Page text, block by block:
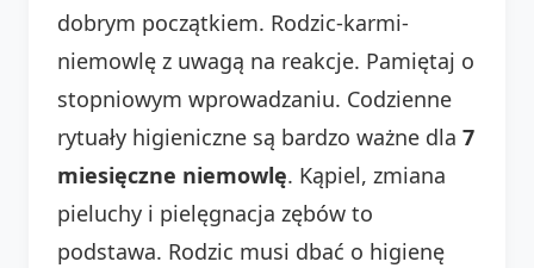
dobrym początkiem. Rodzic-karmi-
niemowlę z uwagą na reakcje. Pamiętaj o
stopniowym wprowadzaniu. Codzienne
rytuały higieniczne są bardzo ważne dla 7
miesięczne niemowlę. Kąpiel, zmiana
pieluchy i pielęgnacja zębów to
podstawa. Rodzic musi dbać o higienę